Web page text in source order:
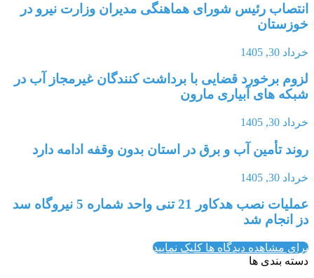
انتصاب رئیس شورای هماهنگی مدیران وزارت نیرو در
خوزستان
خرداد 30, 1405
لزوم برخورد قضایی با برداشت کنندگان غیرمجاز آب در
شبکه های آبیاری مارون
خرداد 30, 1405
روند تأمین آب و برق در استان بدون وقفه ادامه دارد
خرداد 30, 1405
عملیات نصب هدکاور 21 تنی واحد شماره 5 نیروگاه سد
دز انجام شد
برای مشاهده دیدگاه ها کلیک نمایید
دسته بندی ها